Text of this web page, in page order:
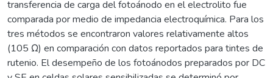
transferencia de carga del fotoánodo en el electrolito fue
comparada por medio de impedancia electroquímica. Para los
tres métodos se encontraron valores relativamente altos
(105 Ω) en comparación con datos reportados para tintes de
rutenio. El desempeño de los fotoánodos preparados por DC